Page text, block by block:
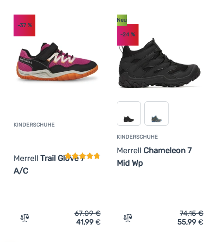
KINDERSCHUHE
Merrell Trail Glove 7
A/C
Kundenbewertung
-37%
Zum Vergleich 'Kinderschuhe Merrell Trail Glove 7 A/C'
67,09€
41,99 €
KINDERSCHUHE
Merrell Chameleon 7
Mid Wp
Neu
-24%
Zum Vergleich
74,15€
55,99 €